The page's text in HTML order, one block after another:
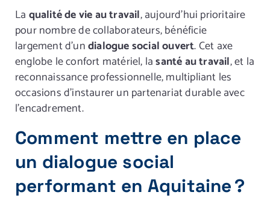
La qualité de vie au travail, aujourd’hui prioritaire
pour nombre de collaborateurs, bénéficie
largement d’undialogue social ouvert. Cet axe
englobe le confort matériel, lasanté au travail, et la
reconnaissance professionnelle, multipliant les
occasions d’instaurer un partenariat durable avec
l’encadrement.
Comment mettre en place
un dialogue social
performant en Aquitaine ?